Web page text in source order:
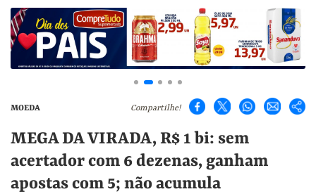
MOEDA Compartilhe!
MEGA DA VIRADA, R$ 1 bi: sem
acertador com 6 dezenas, ganham
apostas com 5; não acumula